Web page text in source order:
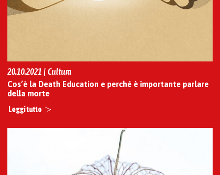
20.10.2021 | Cultura
Cos’è la Death Education e perché è importante parlare
della morte
Leggi tutto